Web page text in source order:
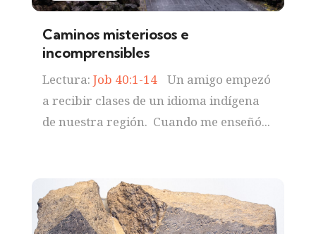
Caminos misteriosos e
incomprensibles
Lectura: Job 40:1-14Un amigo empezó
a recibir clases de un idioma indígena
de nuestra región. Cuando me enseñó...